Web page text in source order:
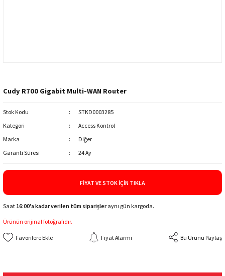
Cudy R700 Gigabit Multi-WAN Router
Stok Kodu
STKD0003285
Kategori
Access Kontrol
Marka
Diğer
Garanti Süresi
24 Ay
FIYAT VE STOK İÇIN TIKLA
Saat 16:00'a kadar verilen tüm siparişleraynı gün kargoda.
Ürünün orijinal fotoğrafıdır.
Fiyat Alarmı Bu Ürünü Paylaş